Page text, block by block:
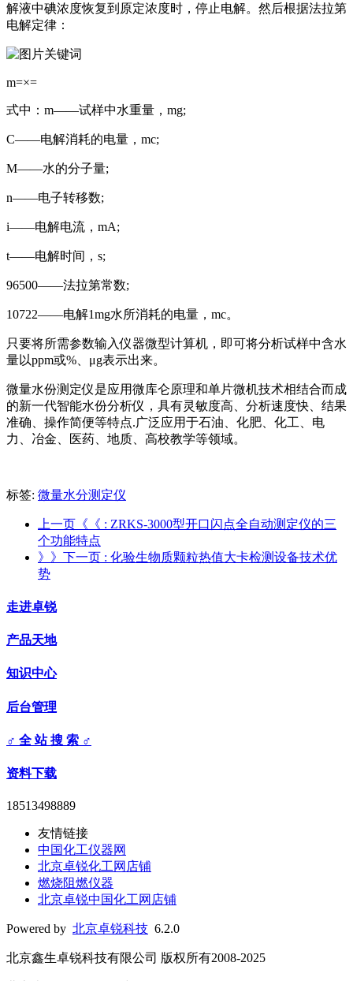
解液中碘浓度恢复到原定浓度时，停止电解。然后根据法拉第
电解定律：
m=×=
式中：m——试样中水重量，mg;
C——电解消耗的电量，mc;
M——水的分子量;
n——电子转移数;
i——电解电流，mA;
t——电解时间，s;
96500——法拉第常数;
10722——电解1mg水所消耗的电量，mc。
只要将所需参数输入仪器微型计算机，即可将分析试样中含水
量以ppm或%、μg表示出来。
微量水份测定仪是应用微库仑原理和单片微机技术相结合而成
的新一代智能水份分析仪，具有灵敏度高、分析速度快、结果
准确、操作简便等特点.广泛应用于石油、化肥、化工、电
力、冶金、医药、地质、高校教学等领域。
标签: 微量水分测定仪
上一页《《 : ZRKS-3000型开口闪点全自动测定仪的三
个功能特点
》》下一页 : 化验生物质颗粒热值大卡检测设备技术优
势
走进卓锐
产品天地
知识中心
后台管理
♂ 全 站 搜 索 ♂
资料下载
18513498889
友情链接
中国化工仪器网
北京卓锐化工网店铺
燃烧阻燃仪器
北京卓锐中国化工网店铺
Powered by 北京卓锐科技 6.2.0
北京鑫生卓锐科技有限公司 版权所有2008-2025